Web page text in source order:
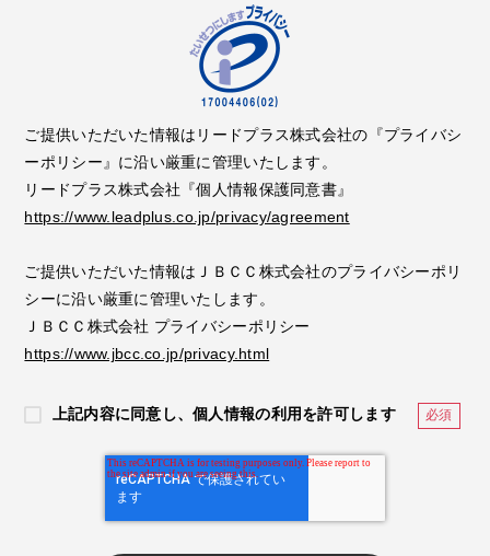
ご提供いただいた情報はリードプラス株式会社の『プライバシ
ーポリシー』に沿い厳重に管理いたします。
リードプラス株式会社『個人情報保護同意書』
https://www.leadplus.co.jp/privacy/agreement
ご提供いただいた情報はＪＢＣＣ株式会社のプライバシーポリ
シーに沿い厳重に管理いたします。
ＪＢＣＣ株式会社 プライバシーポリシー
https://www.jbcc.co.jp/privacy.html
上記内容に同意し、個人情報の利用を許可します